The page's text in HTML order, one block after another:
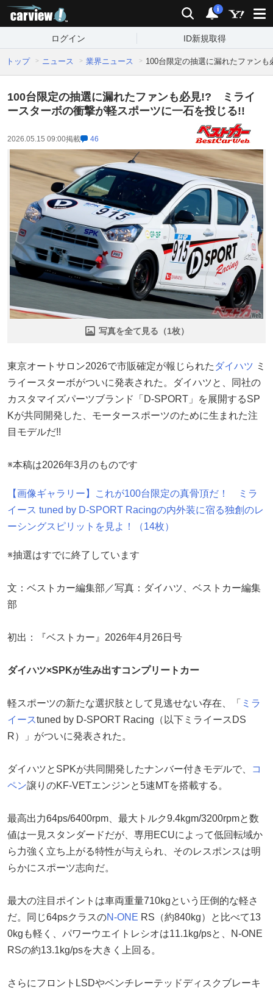
検索 通知
i
ログイン ID新規取得
トップ ニュース 業界ニュース 100台限定の抽選に漏れたファン
100台限定の抽選に漏れたファンも必見!? ミライ
ースターボの衝撃が軽スポーツに一石を投じる!!
2026.05.15 09:00掲載 46
写真を全て見る（1枚）
東京オートサロン2026で市販確定が報じられた ダイハツ ミ
ライースターボがついに発表された。ダイハツと、同社の
カスタマイズパーツブランド「D-SPORT」を展開するSP
Kが共同開発した、モータースポーツのために生まれた注
目モデルだ!!
※本稿は2026年3月のものです
【画像ギャラリー】これが100台限定の真骨頂だ！ ミラ
イース tuned by D-SPORT Racingの内外装に宿る独創のレ
ーシングスピリットを見よ！（14枚）
※抽選はすでに終了しています
文：ベストカー編集部／写真：ダイハツ、ベストカー編集
部
初出：『ベストカー』2026年4月26日号
ダイハツ×SPKが生み出すコンプリートカー
軽スポーツの新たな選択肢として見逃せない存在、「 ミラ
イースtuned by D-SPORT Racing（以下ミライースDS
R）」がついに発表された。
ダイハツとSPKが共同開発したナンバー付きモデルで、
コ
ペン譲りのKF-VETエンジンと5速MTを搭載する。
最高出力64ps/6400rpm、最大トルク9.4kgm/3200rpmと数
値は一見スタンダードだが、専用ECUによって低回転域か
ら力強く立ち上がる特性が与えられ、そのレスポンスは明
らかにスポーツ志向だ。
最大の注目ポイントは車両重量710kgという圧倒的な軽さ
だ。同じ64psクラスのN-ONE RS（約840kg）と比べて13
0kgも軽く、パワーウエイトレシオは11.1kg/psと、N-ONE
RSの約13.1kg/psを大きく上回る。
さらにフロントLSDやベンチレーテッドディスクブレーキ